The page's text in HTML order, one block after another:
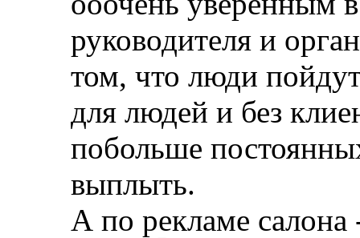
руководителя и
том, что люди
для людей и без
побольше
выплыть.
А по рекламе